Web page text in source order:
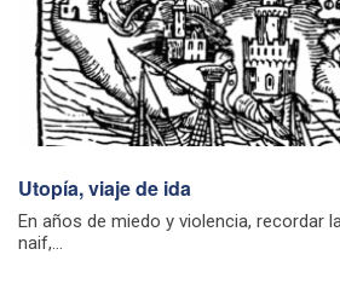
Utopía, viaje de ida
En años de miedo y violencia, recordar
naif,...